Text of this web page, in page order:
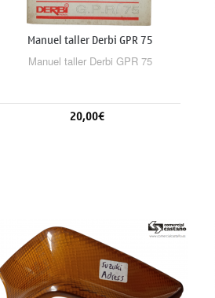
Manuel taller Derbi GPR 75
Manuel taller Derbi GPR 75
20,00€